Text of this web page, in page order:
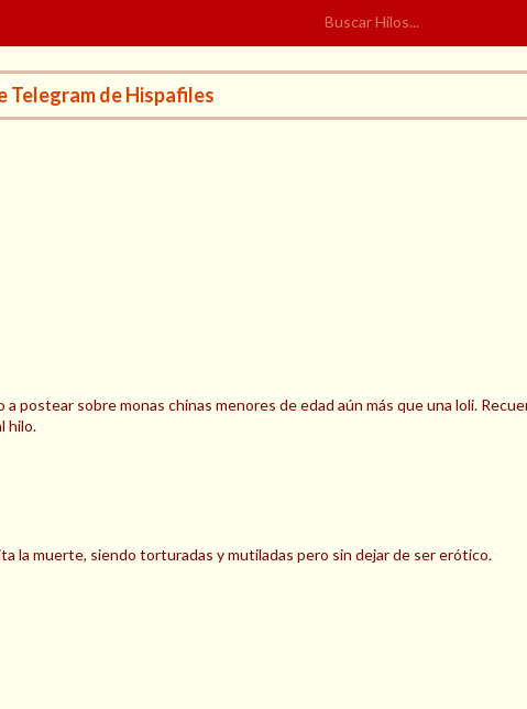
de Hispafiles
postear sobre monas chinas menores de edad aún más que una loli.
hilo.
la muerte, siendo torturadas y mutiladas pero sin dejar de ser erótico.